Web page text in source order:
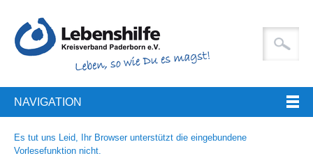
NAVIGATION
Es tut uns Leid, Ihr Browser unterstützt die eingebundene
Vorlesefunktion nicht.